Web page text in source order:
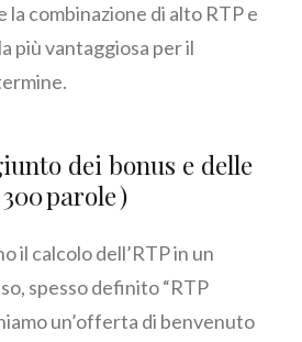
la combinazione di alto RTP e
più vantaggiosa per il
dei bonus e delle
parole )
il calcolo dell’RTP in un
spesso definito “RTP
un’offerta di benvenuto